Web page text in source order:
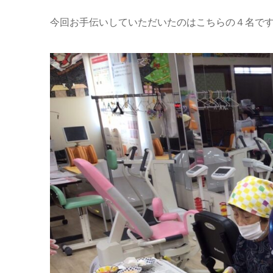
今回お手伝いしていただいたのはこちらの４名で